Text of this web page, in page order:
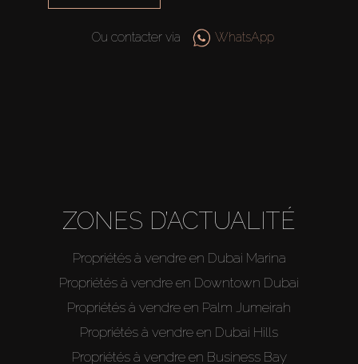
Ou contacter via WhatsApp
ZONES D’ACTUALITÉ
Propriétés à vendre en Dubai Marina
Propriétés à vendre en Downtown Dubai
Propriétés à vendre en Palm Jumeirah
Propriétés à vendre en Dubai Hills
Propriétés à vendre en Business Bay